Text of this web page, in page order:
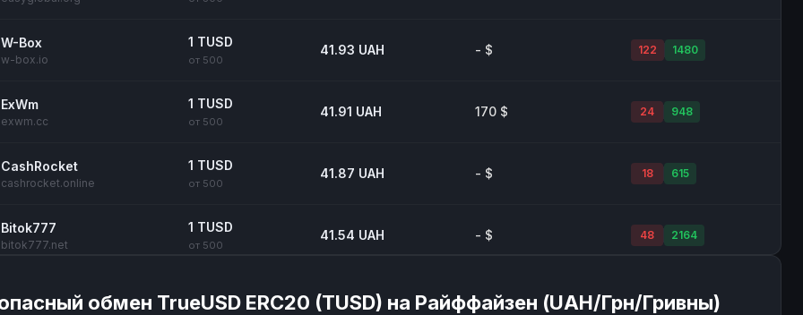
W-Box
w-box.io
1 TUSD
от 500
41.93 UAH - $ 122 1480
ExWm
exwm.cc
1 TUSD
от 500
41.91 UAH 170 $ 24 948
CashRocket
cashrocket.online
1 TUSD
от 500
41.87 UAH - $ 18 615
Bitok777
bitok777.net
1 TUSD
от 500
41.54 UAH - $ 48 2164
2rbina.net от 500
41.05 UAH - $ 430 5805
обмен TrueUSD ERC20 (TUSD) на Райффайзен (UAH/Грн/Гривны)